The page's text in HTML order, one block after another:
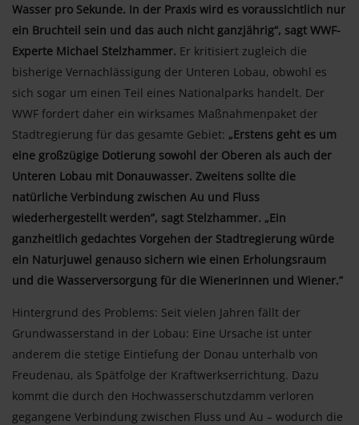
Wasser pro Sekunde. In der Praxis wird es voraussichtlich nur
ein Bruchteil sein und das auch nicht ganzjährig“, sagt WWF-
Experte Michael Stelzhammer. Er kritisiert zugleich die
bisherige Vernachlässigung der Unteren Lobau, obwohl es
sich sogar um einen Teil eines Nationalparks handelt. Der
WWF fordert daher ein wirksames Maßnahmenpaket der
Stadtregierung für das gesamte Gebiet: „Erstens geht es um
eine großzügige Dotierung sowohl der Oberen als auch der
Unteren Lobau mit Donauwasser. Zweitens sollte die
natürliche Verbindung zwischen Au und Fluss
wiederhergestellt werden”, sagt Stelzhammer. „Ein
ganzheitlich gedachtes Vorgehen der Stadtregierung würde
ein Naturjuwel genauso sichern wie einen Erholungsraum
und die Wasserversorgung für die Wienerinnen und Wiener.”
Hintergrund des Problems: Seit vielen Jahren fällt der
Grundwasserstand in der Lobau: Eine Ursache ist unter
anderem die stetige Eintiefung der Donau unterhalb von
Freudenau, als Spätfolge der Kraftwerkserrichtung. Dazu
kommt die durch den Hochwasserschutzdamm verloren
gegangene Verbindung zwischen Fluss und Au – wodurch die